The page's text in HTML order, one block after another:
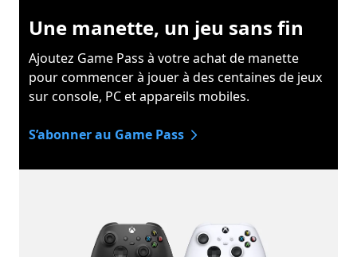
Une manette, un jeu sans fin
Ajoutez Game Pass à votre achat de manette
pour commencer à jouer à des centaines de jeux
sur console, PC et appareils mobiles.
S’abonner au Game Pass